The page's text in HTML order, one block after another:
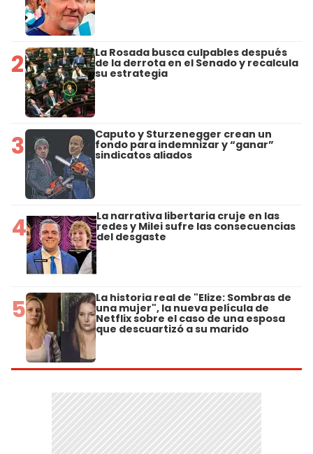
2 La Rosada busca culpables después
de la derrota en el Senado y recalcula
su estrategia
3 Caputo y Sturzenegger crean un
fondo para indemnizar y “ganar”
sindicatos aliados
4 La narrativa libertaria cruje en las
redes y Milei sufre las consecuencias
del desgaste
5 La historia real de "Elize: Sombras de
una mujer", la nueva película de
Netflix sobre el caso de una esposa
que descuartizó a su marido